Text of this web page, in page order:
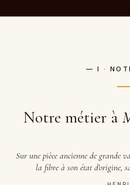
— I ·
Notre métier à
Sur une pièce ancienne de grande
la fibre à son état d'origine,